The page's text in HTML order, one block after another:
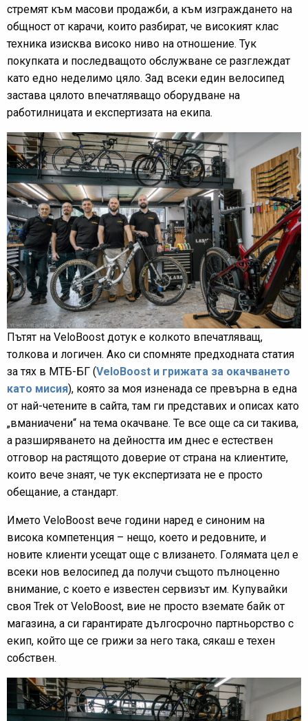
стремят към масови продажби, а към изграждането на
общност от карачи, които разбират, че високият клас
техника изисква високо ниво на отношение. Тук
покупката и последващото обслужване се разглеждат
като едно неделимо цяло. Зад всеки един велосипед
застава цялото впечатляващо оборудване на
работилницата и експертизата на екипа.
Пътят на VeloBoost дотук е колкото впечатляващ,
толкова и логичен. Ако си спомняте предходната статия
за тях в МТБ-БГ (VeloBoost и грижата за окачването
като мисия), която за моя изненада се превърна в една
от най-четените в сайта, там ги представих и описах като
„вманиачени“ на тема окачване. Те все още са си такива,
а разширяването на дейността им днес е естествен
отговор на растящото доверие от страна на клиентите,
които вече знаят, че тук експертизата не е просто
обещание, а стандарт.
Името VeloBoost вече години наред е синоним на
висока компетенция – нещо, което и редовните, и
новите клиенти усещат още с влизането. Голямата цел е
всеки нов велосипед да получи същото пълноценно
внимание, с което е известен сервизът им. Купувайки
своя Trek от VeloBoost, вие не просто вземате байк от
магазина, а си гарантирате дългосрочно партньорство с
екип, който ще се грижи за него така, сякаш е техен
собствен.